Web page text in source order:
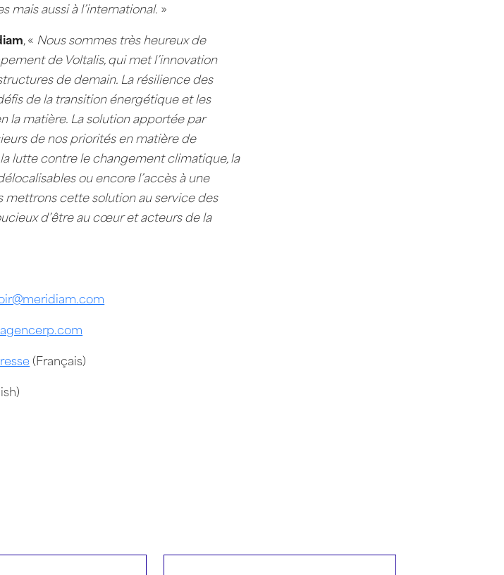
mais aussi à l’international. »
, « Nous sommes très heureux de
de Voltalis, qui met l’innovation
de demain. La résilience des
de la transition énergétique et les
la matière. La solution apportée par
de nos priorités en matière de
lutte contre le changement climatique, la
ou encore l’accès à une
cette solution au service des
d’être au cœur et acteurs de la
(Français)